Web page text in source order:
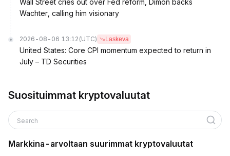
Wall Street cries out over Fed reform, Dimon backs
Wachter, calling him visionary
2026-08-06 13:12 (UTC) Laskeva
United States: Core CPI momentum expected to return in
July – TD Securities
Suosituimmat kryptovaluutat
Search
Markkina-arvoltaan suurimmat kryptovaluutat